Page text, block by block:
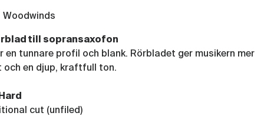
Rör La Voz Sopransax 10-pack, Medium
(RIC98)
Medium-Hard
(RIC99)
till sopransaxofon
en tunnare profil och blank. Rörbladet ger musikern mer
en djup, kraftfull ton.
cut (unfiled)